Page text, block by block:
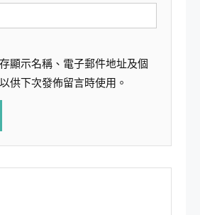
顯示名稱、電子郵件地址及個
供下次發佈留言時使用。